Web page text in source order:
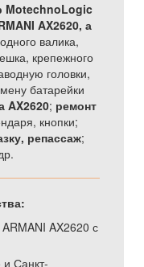
MotechnoLogic
AX2620, а
валика,
крепежного
головки,
батарейки
AX2620; ремонт
кнопки;
репассаж;
AX2620 с
и Санкт-